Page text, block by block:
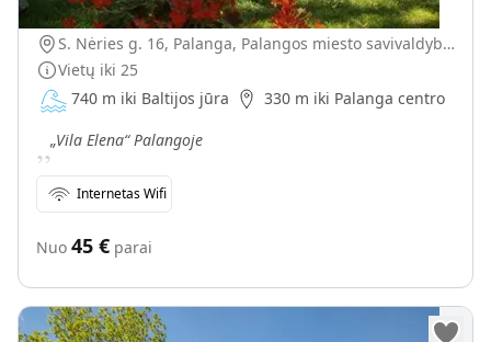
„Vila Elena“
S. Nėries g. 16, Palanga, Palangos miesto savivaldybė, Lietuva
Vietų iki 25
740 m iki Baltijos jūra
330 m iki Palanga centro
„„Vila Elena“ Palangoje
Internetas Wifi
Nuo 45 € parai